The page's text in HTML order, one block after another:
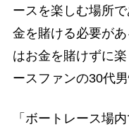
ースを楽しむ場所
金を賭ける必要が
はお金を賭けずに
ースファンの30代
「ボートレース場